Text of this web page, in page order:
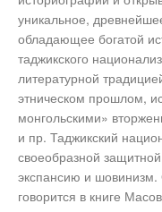
уникальное,
обладающее богатой
таджикского
литературной
этническом прошлом,
монгольскими»
и пр. Таджикский
своеобразной
экспансию и
говорится в книге